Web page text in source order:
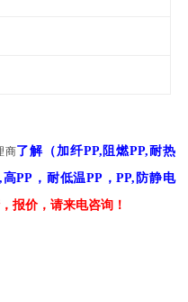
商了解 （ 加纤PP,阻燃PP,耐热
PP，耐低温PP，PP,防静电
报价，请来电咨询！